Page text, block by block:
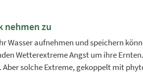
nehmen zu
aufnehmen und speichern
Wetterextreme Angst um ihre
solche Extreme, gekoppelt mit